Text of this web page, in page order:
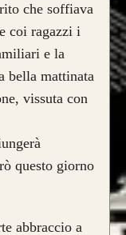
che soffiava
coi ragazzi i
e la
bella mattinata
vissuta con
questo giorno
abbraccio a